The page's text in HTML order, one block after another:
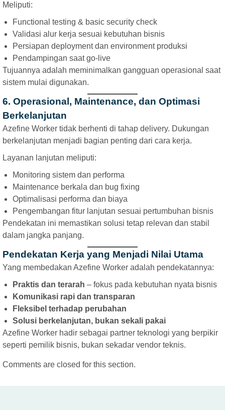
Meliputi:
Functional testing & basic security check
Validasi alur kerja sesuai kebutuhan bisnis
Persiapan deployment dan environment produksi
Pendampingan saat go-live
Tujuannya adalah meminimalkan gangguan operasional saat
sistem mulai digunakan.
6. Operasional, Maintenance, dan Optimasi
Berkelanjutan
Azefine Worker tidak berhenti di tahap delivery. Dukungan
berkelanjutan menjadi bagian penting dari cara kerja.
Layanan lanjutan meliputi:
Monitoring sistem dan performa
Maintenance berkala dan bug fixing
Optimalisasi performa dan biaya
Pengembangan fitur lanjutan sesuai pertumbuhan bisnis
Pendekatan ini memastikan solusi tetap relevan dan stabil
dalam jangka panjang.
Pendekatan Kerja yang Menjadi Nilai Utama
Yang membedakan Azefine Worker adalah pendekatannya:
Praktis dan terarah – fokus pada kebutuhan nyata bisnis
Komunikasi rapi dan transparan
Fleksibel terhadap perubahan
Solusi berkelanjutan, bukan sekali pakai
Azefine Worker hadir sebagai partner teknologi yang berpikir
seperti pemilik bisnis, bukan sekadar vendor teknis.
Comments are closed for this section.